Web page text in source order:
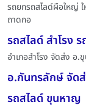
รถยกรถสไลด์ผือใหญ่
ถาดกอ
รถสไลด์ สำโรง
อำเภอสำโรง จัดส่ง อ.
อ.กันทรลักษ์ จัด
รถสไลด์ ขุนหาญ